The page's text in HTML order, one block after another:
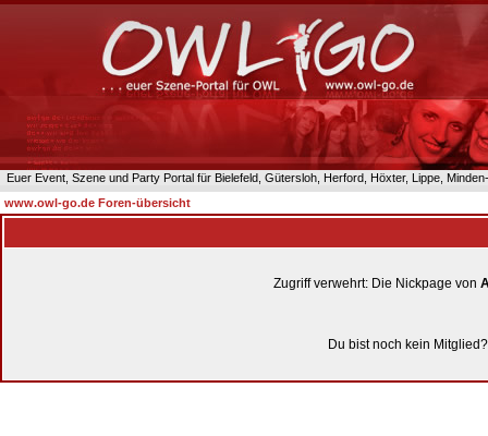
Euer Event, Szene und Party Portal für Bielefeld, Gütersloh, Herford, Höxter, Lippe,
www.owl-go.de Foren-übersicht
Zugriff verwehrt: Die Nickpage von
Du bist noch kein